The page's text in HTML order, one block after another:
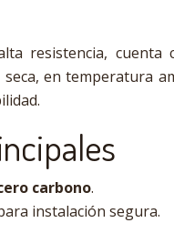
resistencia, cuenta
en temperatura
carbono.
instalación segura.